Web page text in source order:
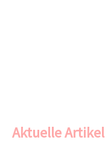
Aktuelle Artikel